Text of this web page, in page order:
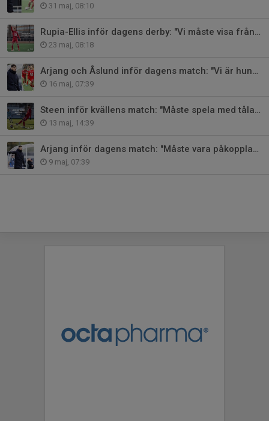
31 maj, 08:10
Rupia-Ellis inför dagens derby: "Vi måste visa från minut ett"
23 maj, 08:18
Arjang och Åslund inför dagens match: "Vi är hungriga"
16 maj, 07:39
Steen inför kvällens match: "Måste spela med tålamod"
13 maj, 14:39
Arjang inför dagens match: "Måste vara påkopplade"
9 maj, 07:39